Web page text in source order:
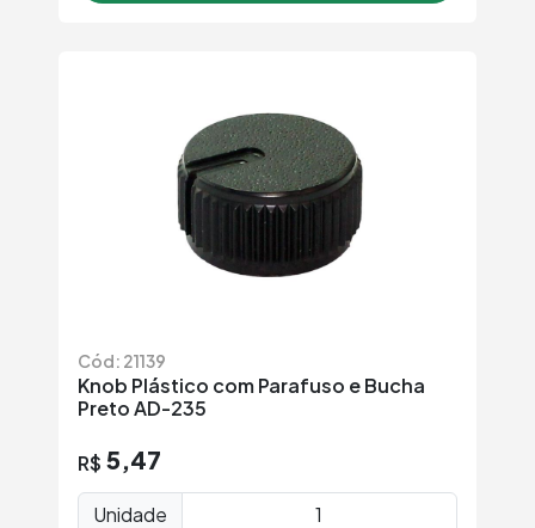
Cód: 21139
Knob Plástico com Parafuso e Bucha
Preto AD-235
R$ 5,47
Unidade